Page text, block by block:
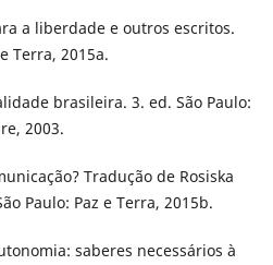
a liberdade e outros escritos.
Terra, 2015a.
brasileira. 3. ed. São Paulo:
2003.
Tradução de Rosiska
Paulo: Paz e Terra, 2015b.
saberes necessários à